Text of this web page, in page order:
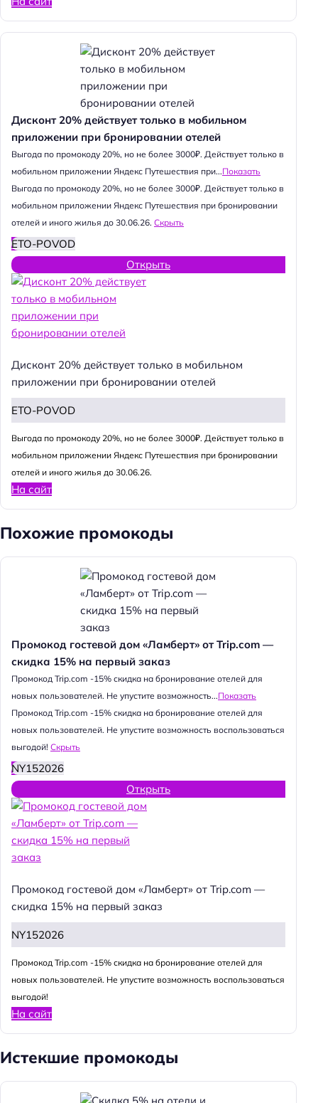
Дисконт 20% действует только в мобильном
приложении при бронировании отелей
Выгода по промокоду 20%, но не более 3000₽. Действует только в
мобильном приложении Яндекс Путешествия при...Показать
Выгода по промокоду 20%, но не более 3000₽. Действует только в
мобильном приложении Яндекс Путешествия при бронировании
отелей и иного жилья до 30.06.26. Скрыть
ETO-POVOD
Открыть
Дисконт 20% действует только в мобильном
приложении при бронировании отелей
ETO-POVOD
Выгода по промокоду 20%, но не более 3000₽. Действует только в
мобильном приложении Яндекс Путешествия при бронировании
отелей и иного жилья до 30.06.26.
На сайт
Похожие промокоды
Промокод гостевой дом «Ламберт» от Trip.com —
скидка 15% на первый заказ
Промокод Trip.com -15% скидка на бронирование отелей для
новых пользователей. Не упустите возможность...Показать
Промокод Trip.com -15% скидка на бронирование отелей для
новых пользователей. Не упустите возможность воспользоваться
выгодой! Скрыть
NY152026
Открыть
Промокод гостевой дом «Ламберт» от Trip.com —
скидка 15% на первый заказ
NY152026
Промокод Trip.com -15% скидка на бронирование отелей для
новых пользователей. Не упустите возможность воспользоваться
выгодой!
На сайт
Истекшие промокоды